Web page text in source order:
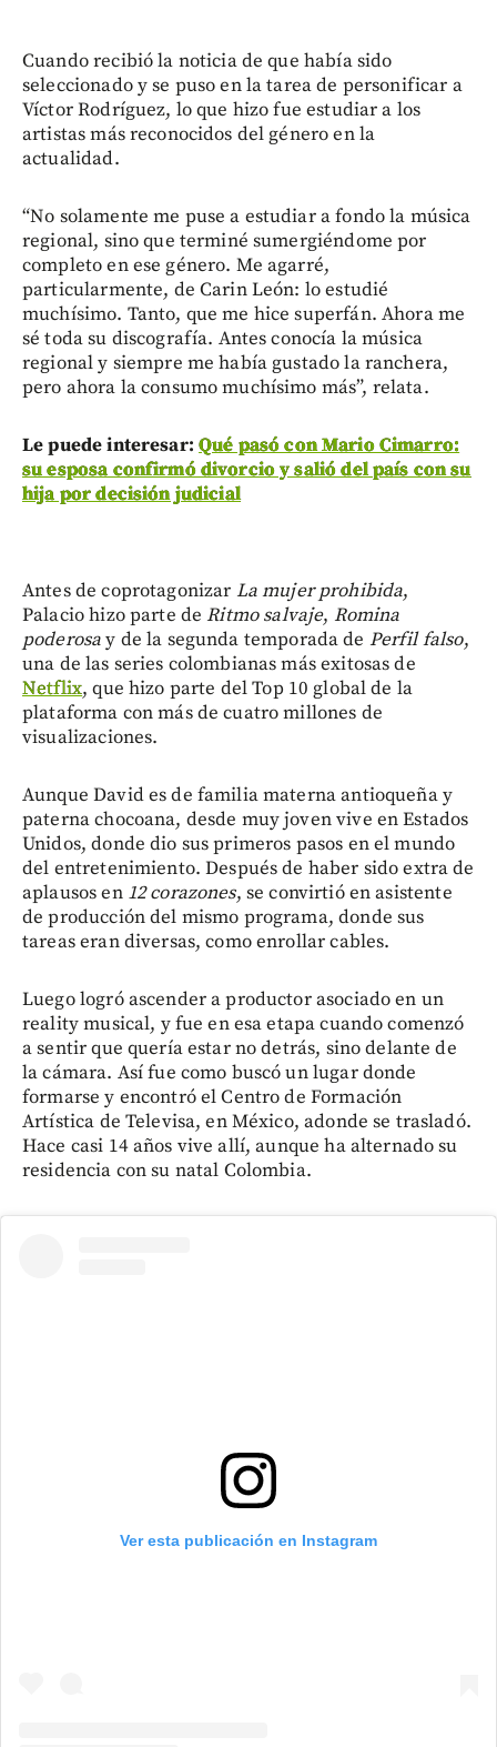
Cuando recibió la noticia de que había sido
seleccionado y se puso en la tarea de personificar a
Víctor Rodríguez, lo que hizo fue estudiar a los
artistas más reconocidos del género en la
actualidad.
“No solamente me puse a estudiar a fondo la música
regional, sino que terminé sumergiéndome por
completo en ese género. Me agarré,
particularmente, de Carin León: lo estudié
muchísimo. Tanto, que me hice superfán. Ahora me
sé toda su discografía. Antes conocía la música
regional y siempre me había gustado la ranchera,
pero ahora la consumo muchísimo más”, relata.
Le puede interesar: Qué pasó con Mario Cimarro:
su esposa confirmó divorcio y salió del país con su
hija por decisión judicial
Antes de coprotagonizar La mujer prohibida,
Palacio hizo parte deRitmo salvaje, Romina
poderosay de la segunda temporada de Perfil falso,
una de las series colombianas más exitosas de
Netflix, que hizo parte del Top 10 global de la
plataforma con más de cuatro millones de
visualizaciones.
Aunque David es de familia materna antioqueña y
paterna chocoana, desde muy joven vive en Estados
Unidos, donde dio sus primeros pasos en el mundo
del entretenimiento. Después de haber sido extra de
aplausos en 12 corazones, se convirtió en asistente
de producción del mismo programa, donde sus
tareas eran diversas, como enrollar cables.
Luego logró ascender a productor asociado en un
reality musical, y fue en esa etapa cuando comenzó
a sentir que quería estar no detrás, sino delante de
la cámara. Así fue como buscó un lugar donde
formarse y encontró el Centro de Formación
Artística de Televisa, en México, adonde se trasladó.
Hace casi 14 años vive allí, aunque ha alternado su
residencia con su natal Colombia.
Ver esta publicación en Instagram